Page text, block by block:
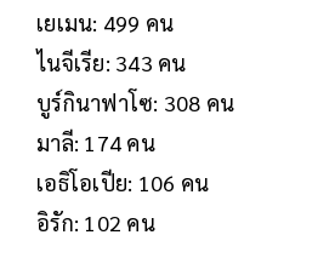
เยเมน: 499 คน
ไนจีเรีย: 343 คน
บูร์กินาฟาโซ: 308 คน
มาลี: 174 คน
เอธิโอเปีย: 106 คน
อิรัก: 102 คน